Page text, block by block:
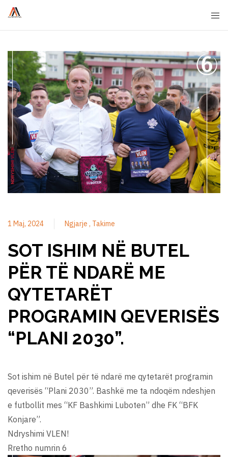
1 Maj, 2024 Ngjarje Takime
SOT ISHIM NË BUTEL
PËR TË NDARË ME
QYTETARËT
PROGRAMIN QEVERISËS
“PLANI 2030”.
Sot ishim në Butel për të ndarë me qytetarët programin
qeverisës “Plani 2030”. Bashkë me ta ndoqëm ndeshjen
e futbollit mes “KF Bashkimi Luboten” dhe FK “BFK
Konjare”.
Ndryshimi VLEN!
Rretho numrin 6